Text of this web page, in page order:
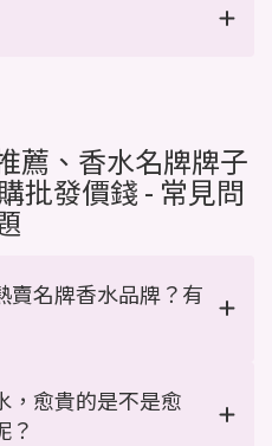
薦、香水名牌牌子
批發價錢 - 常見問
賣名牌香水品牌？有
，愈貴的是不是愈
？